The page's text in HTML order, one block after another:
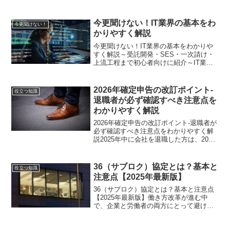
今更聞けない！
今更聞けない！IT業界の基本をわ
かりやすく解説
今更聞けない！IT業界の基本をわかりや
すく解説～受託開発・SES・一次請け・
上流工程まで初心者向けに紹介～IT業界
流工程」など、聞き慣れない言葉が次々
と出てきます...
役立つ知識
2026年確定申告の改訂ポイント-
退職者が必ず確認すべき注意点を
わかりやすく解説
2026年確定申告の改訂ポイント-退職者が
必ず確認すべき注意点をわかりやすく解
説2025年中に会社を退職した方は、2026
ってくれていましたが、退職後は自分で
確定申告が...
役立つ知識
36（サブロク）協定とは？基本と
注意点【2025年最新版】
36（サブロク）協定とは？基本と注意点
【2025年最新版】働き方改革が進む中
で、企業と労働者の両方にとって避けて